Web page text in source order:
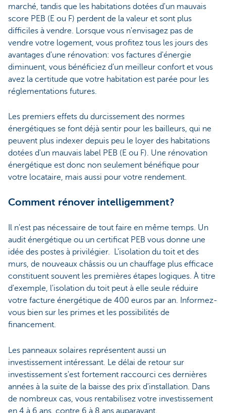
marché, tandis que les habitations dotées d'un mauvais
score PEB (E ou F) perdent de la valeur et sont plus
difficiles à vendre. Lorsque vous n'envisagez pas de
vendre votre logement, vous profitez tous les jours des
avantages d'une rénovation: vos factures d'énergie
diminuent, vous bénéficiez d'un meilleur confort et vous
avez la certitude que votre habitation est parée pour les
réglementations futures.
Les premiers effets du durcissement des normes
énergétiques se font déjà sentir pour les bailleurs, qui ne
peuvent plus indexer depuis peu le loyer des habitations
dotées d'un mauvais label PEB (E ou F). Une rénovation
énergétique est donc non seulement bénéfique pour
votre locataire, mais aussi pour votre rendement.
Comment rénover intelligemment?
Il n'est pas nécessaire de tout faire en même temps. Un
audit énergétique ou un certificat PEB vous donne une
idée des postes à privilégier. L'isolation du toit et des
murs, de nouveaux châssis ou un chauffage plus efficace
constituent souvent les premières étapes logiques. À titre
d'exemple, l'isolation du toit peut à elle seule réduire
votre facture énergétique de 400 euros par an. Informez-
vous bien sur les primes et les possibilités de
financement.
Les panneaux solaires représentent aussi un
investissement intéressant. Le délai de retour sur
investissement s'est fortement raccourci ces dernières
années à la suite de la baisse des prix d'installation. Dans
de nombreux cas, vous rentabilisez votre investissement
en 4 à 6 ans, contre 6 à 8 ans auparavant.